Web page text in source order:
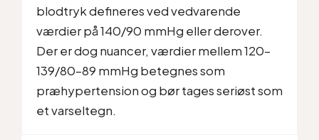
blodtryk defineres ved vedvarende
værdier på 140/90 mmHg eller derover.
Der er dog nuancer, værdier mellem 120–
139/80–89 mmHg betegnes som
præhypertension og bør tages seriøst som
et varseltegn.